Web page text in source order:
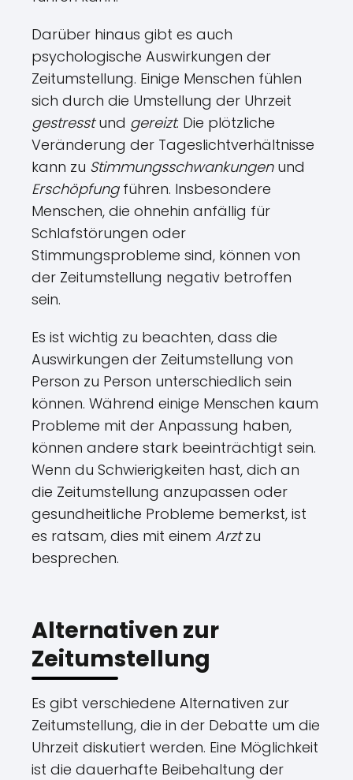
Darüber hinaus gibt es auch
psychologische Auswirkungen der
Zeitumstellung. Einige Menschen fühlen
sich durch die Umstellung der Uhrzeit
gestresstund gereizt. Die plötzliche
Veränderung der Tageslichtverhältnisse
kann zu Stimmungsschwankungenund
Erschöpfungführen. Insbesondere
Menschen, die ohnehin anfällig für
Schlafstörungen oder
Stimmungsprobleme sind, können von
der Zeitumstellung negativ betroffen
sein.
Es ist wichtig zu beachten, dass die
Auswirkungen der Zeitumstellung von
Person zu Person unterschiedlich sein
können. Während einige Menschen kaum
Probleme mit der Anpassung haben,
können andere stark beeinträchtigt sein.
Wenn du Schwierigkeiten hast, dich an
die Zeitumstellung anzupassen oder
gesundheitliche Probleme bemerkst, ist
es ratsam, dies mit einem Arztzu
besprechen.
Alternativen zur
Zeitumstellung
Es gibt verschiedene Alternativen zur
Zeitumstellung, die in der Debatte um die
Uhrzeit diskutiert werden. Eine Möglichkeit
ist die dauerhafte Beibehaltung der